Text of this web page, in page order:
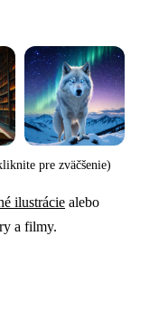
pre zväčšenie)
ilustrácie alebo
a filmy.